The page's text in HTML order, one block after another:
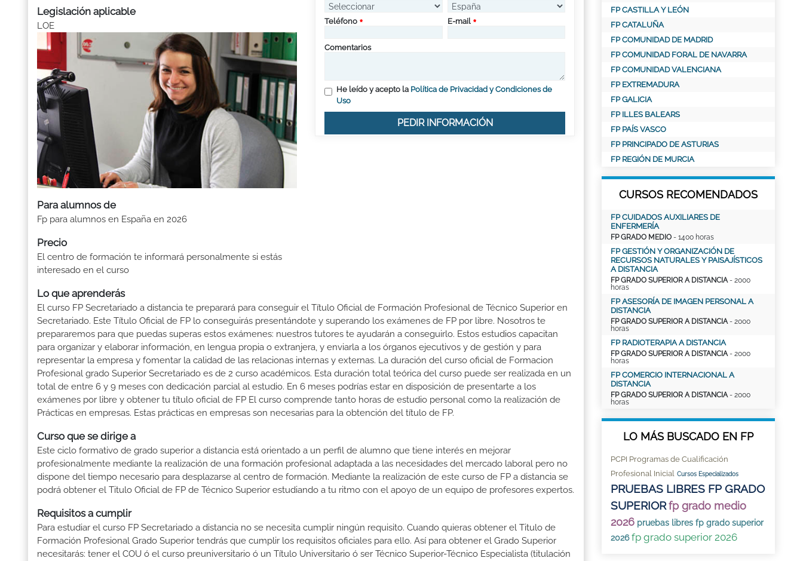
Legislación aplicable
LOE
Para alumnos de
Fp para alumnos en España en 2026
Precio
El centro de formación te informará personalmente si estás
interesado en el curso
Teléfono E-mail
Comentarios
He leído y acepto la Política de Privacidad y Condiciones de
Uso
PEDIR INFORMACIÓN
Lo que aprenderás
El curso FP Secretariado a distancia te preparará para conseguir el Título Oficial de Formación Profesional de Técnico Superior en
Secretariado. Este Título Oficial de FP lo conseguirás presentándote y superando los exámenes de FP por libre. Nosotros te
prepararemos para que puedas superas estos exámenes: nuestros tutores te ayudarán a conseguirlo. Estos estudios capacitan
para organizar y elaborar información, en lengua propia o extranjera, y enviarla a los órganos ejecutivos y de gestión y para
representar la empresa y fomentar la calidad de las relacionas internas y externas. La duración del curso oficial de Formacion
Profesional grado Superior Secretariado es de 2 curso académicos. Esta duración total teórica del curso puede ser realizada en un
total de entre 6 y 9 meses con dedicación parcial al estudio. En 6 meses podrías estar en disposición de presentarte a los
exámenes por libre y obtener tu título oficial de FP El curso comprende tanto horas de estudio personal como la realización de
Prácticas en empresas. Estas prácticas en empresas son necesarias para la obtención del título de FP.
Curso que se dirige a
Este ciclo formativo de grado superior a distancia está orientado a un perfil de alumno que tiene interés en mejorar
profesionalmente mediante la realización de una formación profesional adaptada a las necesidades del mercado laboral pero no
dispone del tiempo necesario para desplazarse al centro de formación. Mediante la realización de este curso de FP a distancia se
podrá obtener el Titulo Oficial de FP de Técnico Superior estudiando a tu ritmo con el apoyo de un equipo de profesores expertos.
Requisitos a cumplir
Para estudiar el curso FP Secretariado a distancia no se necesita cumplir ningún requisito. Cuando quieras obtener el Titulo de
Formación Profesional Grado Superior tendrás que cumplir los requisitos oficiales para ello. Así para obtener el Grado Superior
necesitarás: tener el COU ó el curso preuniversitario ó un Título Universitario ó ser Técnico Superior-Técnico Especialista (titulación
FP CASTILLA Y LEÓN
FP CATALUÑA
FP COMUNIDAD DE MADRID
FP COMUNIDAD FORAL DE NAVARRA
FP COMUNIDAD VALENCIANA
FP EXTREMADURA
FP GALICIA
FP ILLES BALEARS
FP PAÍS VASCO
FP PRINCIPADO DE ASTURIAS
FP REGIÓN DE MURCIA
CURSOS RECOMENDADOS
FP CUIDADOS AUXILIARES DE
ENFERMERÍA
FP GRADO MEDIO - 1400 horas
FP GESTIÓN Y ORGANIZACIÓN DE
RECURSOS NATURALES Y PAISAJÍSTICOS
A DISTANCIA
FP GRADO SUPERIOR A DISTANCIA- 2000
horas
FP ASESORÍA DE IMAGEN PERSONAL A
DISTANCIA
FP GRADO SUPERIOR A DISTANCIA- 2000
horas
FP RADIOTERAPIA A DISTANCIA
FP GRADO SUPERIOR A DISTANCIA- 2000
horas
FP COMERCIO INTERNACIONAL A
DISTANCIA
FP GRADO SUPERIOR A DISTANCIA- 2000
horas
LO MÁS BUSCADO EN FP
PCPI Programas de Cualificación
Profesional Inicial Cursos Especializados
PRUEBAS LIBRES FP GRADO
SUPERIORfp grado medio
2026 pruebas libres fp grado superior
2026 fp grado superior 2026